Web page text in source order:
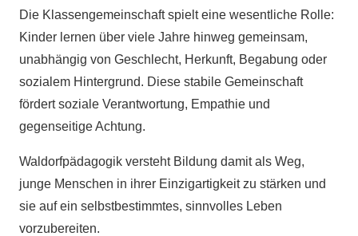
Die Klassengemeinschaft spielt eine wesentliche Rolle:
Kinder lernen über viele Jahre hinweg gemeinsam,
unabhängig von Geschlecht, Herkunft, Begabung oder
sozialem Hintergrund. Diese stabile Gemeinschaft
fördert soziale Verantwortung, Empathie und
gegenseitige Achtung.
Waldorfpädagogik versteht Bildung damit als Weg,
junge Menschen in ihrer Einzigartigkeit zu stärken und
sie auf ein selbstbestimmtes, sinnvolles Leben
vorzubereiten.